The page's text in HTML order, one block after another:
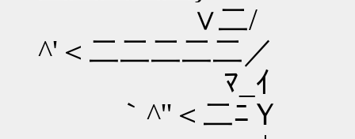
∨
^'＜二二二二二／
ﾏ
｀^''＜二ﾆＹ